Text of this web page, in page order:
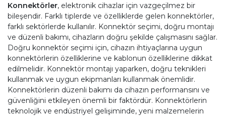
Konnektörler, elektronik cihazlar için vazgeçilmez bir
bileşendir. Farklı tiplerde ve özelliklerde gelen konnektörler,
farklı sektörlerde kullanılır. Konnektör seçimi, doğru montajı
ve düzenli bakımı, cihazların doğru şekilde çalışmasını sağlar.
Doğru konnektör seçimi için, cihazın ihtiyaçlarına uygun
konnektörlerin özelliklerine ve kablonun özelliklerine dikkat
edilmelidir. Konnektör montajı yaparken, doğru teknikleri
kullanmak ve uygun ekipmanları kullanmak önemlidir.
Konnektörlerin düzenli bakımı da cihazın performansını ve
güvenliğini etkileyen önemli bir faktördür. Konnektörlerin
teknolojik ve endüstriyel gelişiminde, yeni malzemelerin